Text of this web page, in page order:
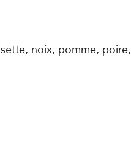
noix, pomme,